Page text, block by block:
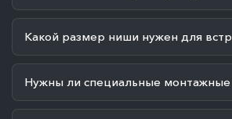
Какой размер ниши нужен для
Нужны ли специальные монтажные